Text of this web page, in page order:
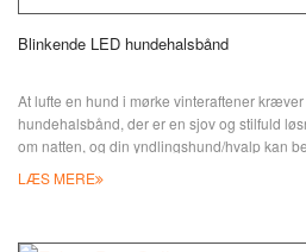
Blinkende LED hundehalsbånd
At lufte en hund i mørke vinteraftener
hundehalsbånd, der er en sjov og stilfuld
om natten, og din yndlingshund/hvalp kan
hund/hvalp fra at falde, en nem måde at
LÆS MERE